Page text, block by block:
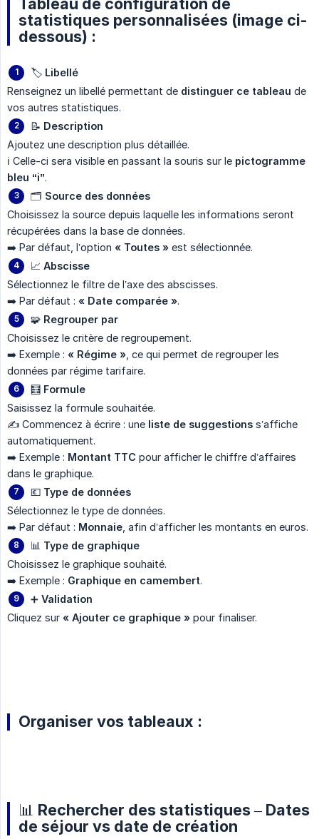
statistiques personnalisées (image ci-
dessous) :
🏷️ Libellé
Renseignez un libellé permettant de distinguer ce tableau de
vos autres statistiques.
📝 Description
Ajoutez une description plus détaillée.
ℹ️ Celle-ci sera visible en passant la souris sur le pictogramme
bleu “i”.
🗂️ Source des données
Choisissez la source depuis laquelle les informations seront
récupérées dans la base de données.
➡️ Par défaut, l’option « Toutes » est sélectionnée.
📈 Abscisse
Sélectionnez le filtre de l’axe des abscisses.
➡️ Par défaut : « Date comparée ».
🧩 Regrouper par
Choisissez le critère de regroupement.
➡️ Exemple : « Régime » , ce qui permet de regrouper les
données par régime tarifaire.
🧮 Formule
Saisissez la formule souhaitée.
✍️ Commencez à écrire : une liste de suggestions s’affiche
automatiquement.
➡️ Exemple : Montant TTC pour afficher le chiffre d’affaires
dans le graphique.
💶 Type de données
Sélectionnez le type de données.
➡️ Par défaut : Monnaie , afin d’afficher les montants en euros.
📊 Type de graphique
Choisissez le graphique souhaité.
➡️ Exemple : Graphique en camembert.
➕ Validation
Cliquez sur « Ajouter ce graphique » pour finaliser.
Organiser vos tableaux :
📊 Rechercher des statistiques – Dates
de séjour vs date de création